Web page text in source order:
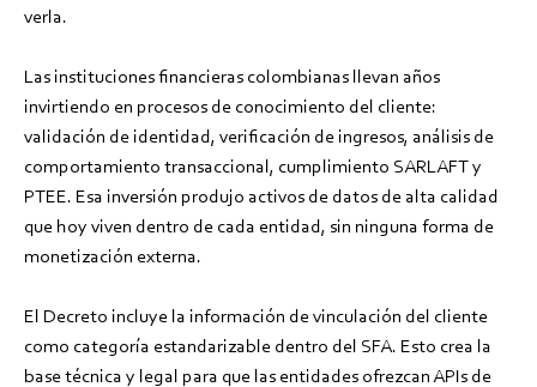
verla.
Las instituciones financieras colombianas llevan años
invirtiendo en procesos de conocimiento del cliente:
validación de identidad, verificación de ingresos, análisis de
comportamiento transaccional, cumplimiento SARLAFT y
PTEE. Esa inversión produjo activos de datos de alta calidad
que hoy viven dentro de cada entidad, sin ninguna forma de
monetización externa.
El Decreto incluye la información de vinculación del cliente
como categoría estandarizable dentro del SFA. Esto crea la
base técnica y legal para que las entidades ofrezcan APIs de